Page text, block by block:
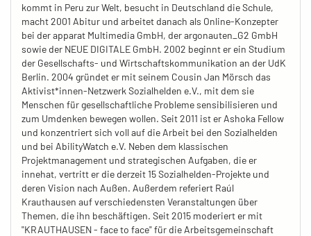
kommt in Peru zur Welt, besucht in Deutschland die Schule,
macht 2001 Abitur und arbeitet danach als Online-Konzepter
bei der apparat Multimedia GmbH, der argonauten_G2 GmbH
sowie der NEUE DIGITALE GmbH. 2002 beginnt er ein Studium
der Gesellschafts- und Wirtschaftskommunikation an der UdK
Berlin. 2004 gründet er mit seinem Cousin Jan Mörsch das
Aktivist*innen-Netzwerk Sozialhelden e.V., mit dem sie
Menschen für gesellschaftliche Probleme sensibilisieren und
zum Umdenken bewegen wollen. Seit 2011 ist er Ashoka Fellow
und konzentriert sich voll auf die Arbeit bei den Sozialhelden
und bei AbilityWatch e.V. Neben dem klassischen
Projektmanagement und strategischen Aufgaben, die er
innehat, vertritt er die derzeit 15 Sozialhelden-Projekte und
deren Vision nach Außen. Außerdem referiert Raúl
Krauthausen auf verschiedensten Veranstaltungen über
Themen, die ihn beschäftigen. Seit 2015 moderiert er mit
"KRAUTHAUSEN - face to face" für die Arbeitsgemeinschaft